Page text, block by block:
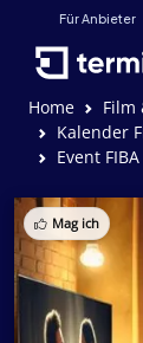
Für Anbieter
Home
Film
Kalender
Event
Mag ich